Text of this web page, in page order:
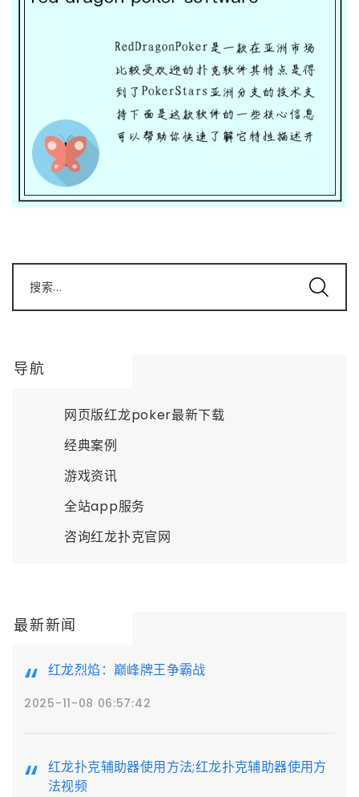
搜索...
导航
网页版红龙poker最新下载
经典案例
游戏资讯
全站app服务
咨询红龙扑克官网
最新新闻
红龙烈焰：巅峰牌王争霸战
2025-11-08 06:57:42
红龙扑克辅助器使用方法;红龙扑克辅助器使用方
法视频